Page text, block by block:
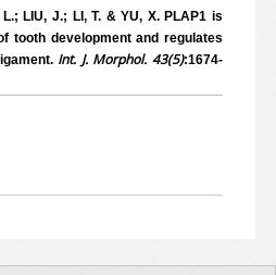
LIU, J.; LI, T. & YU, X. PLAP1 is
tooth development and regulates
Int. J. Morphol. 43(5):1674-